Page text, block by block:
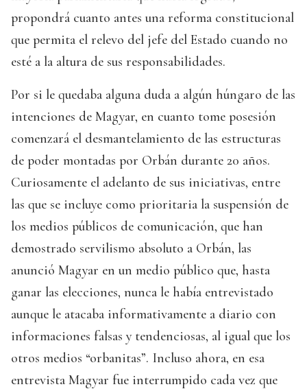
propondrá cuanto antes una reforma constitucional
que permita el relevo del jefe del Estado cuando no
esté a la altura de sus responsabilidades.
Por si le quedaba alguna duda a algún húngaro de las
intenciones de Magyar, en cuanto tome posesión
comenzará el desmantelamiento de las estructuras
de poder montadas por Orbán durante 20 años.
Curiosamente el adelanto de sus iniciativas, entre
las que se incluye como prioritaria la suspensión de
los medios públicos de comunicación, que han
demostrado servilismo absoluto a Orbán, las
anunció Magyar en un medio público que, hasta
ganar las elecciones, nunca le había entrevistado
aunque le atacaba informativamente a diario con
informaciones falsas y tendenciosas, al igual que los
otros medios “orbanitas”. Incluso ahora, en esa
entrevista Magyar fue interrumpido cada vez que